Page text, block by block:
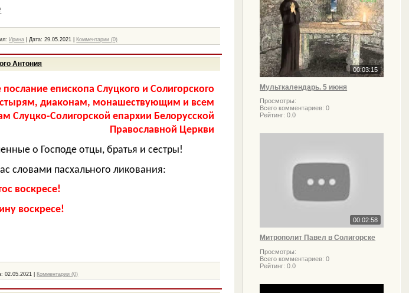
00:03:15
Мульткалендарь. 5 июня
Просмотры:
Всего комментариев:0
Рейтинг:0.0
00:02:58
Митрополит Павел в Солигорске
Просмотры:
Всего комментариев:0
Рейтинг:0.0
Ирина Дата: 29.05.2021 Комментарии (0)
Антония
послание епископа Слуцкого и Солигорского
диаконам, монашествующим и всем
Слуцко-Солигорской епархии Белорусской
Православной Церкви
о Господе отцы, братья и сестры!
словами пасхального ликования:
воскресе!
воскресе!
02.05.2021 Комментарии (0)